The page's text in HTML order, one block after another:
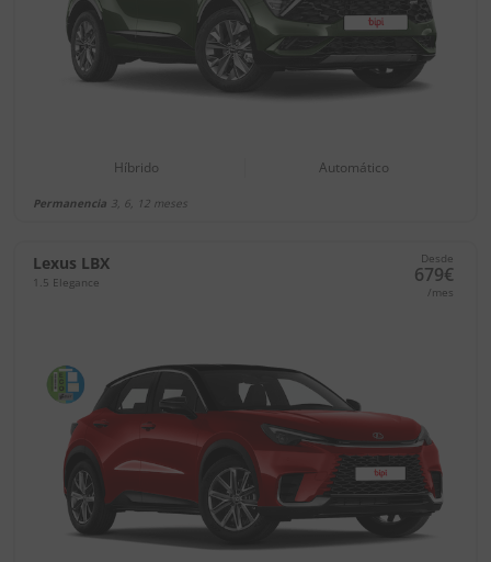
Híbrido Automático
Permanencia 3, 6, 12 meses
Lexus LBX
1.5 Elegance
Desde
679€
/mes